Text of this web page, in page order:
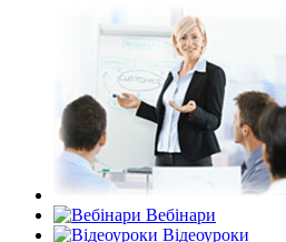
Вебінари
Відеоуроки